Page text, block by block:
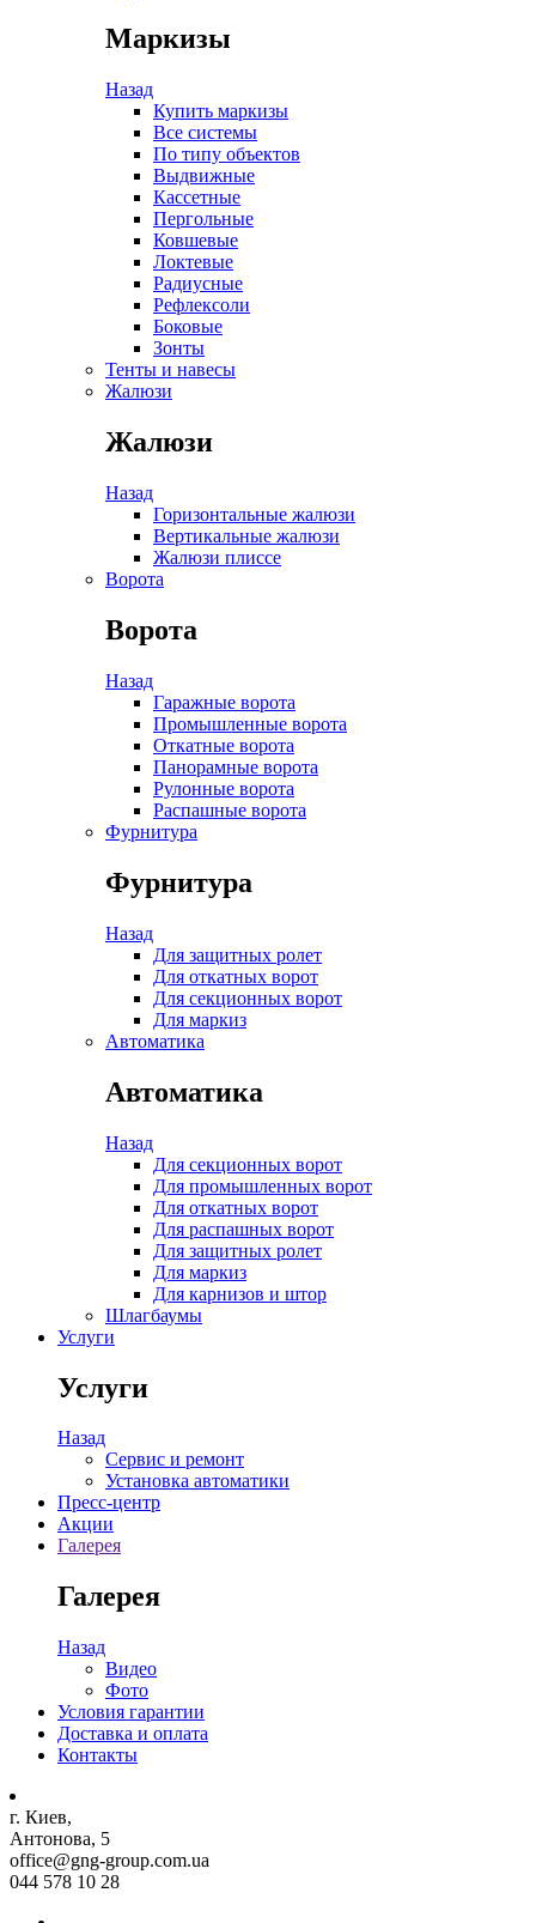
Маркизы
Назад
Купить маркизы
Все системы
По типу объектов
Выдвижные
Кассетные
Пергольные
Ковшевые
Локтевые
Радиусные
Рефлексоли
Боковые
Зонты
Тенты и навесы
Жалюзи
Жалюзи
Назад
Горизонтальные жалюзи
Вертикальные жалюзи
Жалюзи плиссе
Ворота
Ворота
Назад
Гаражные ворота
Промышленные ворота
Откатные ворота
Панорамные ворота
Рулонные ворота
Распашные ворота
Фурнитура
Фурнитура
Назад
Для защитных ролет
Для откатных ворот
Для секционных ворот
Для маркиз
Автоматика
Автоматика
Назад
Для секционных ворот
Для промышленных ворот
Для откатных ворот
Для распашных ворот
Для защитных ролет
Для маркиз
Для карнизов и штор
Шлагбаумы
Услуги
Услуги
Назад
Сервис и ремонт
Установка автоматики
Пресс-центр
Акции
Галерея
Галерея
Назад
Видео
Фото
Условия гарантии
Доставка и оплата
Контакты
г. Киев,
Антонова, 5
office@gng-group.com.ua
044 578 10 28